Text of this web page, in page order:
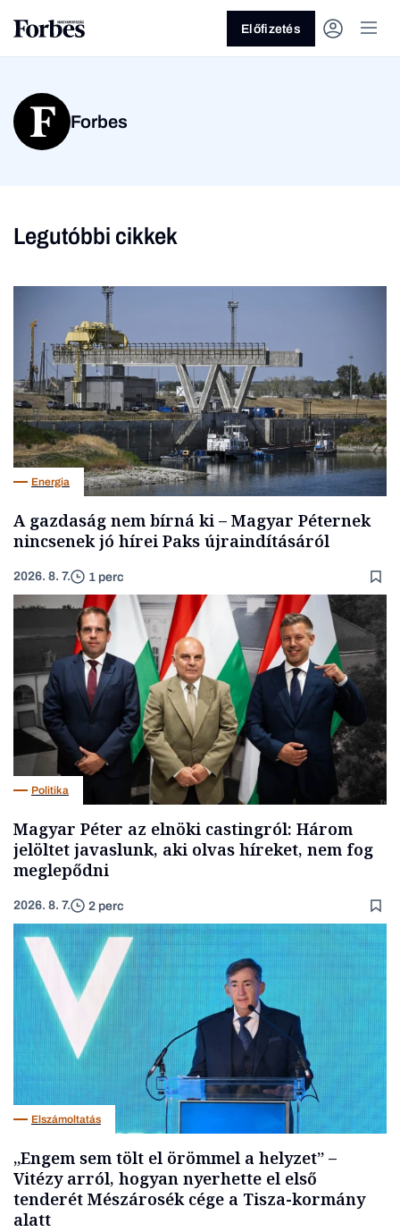
Előfizetés
Forbes
Legutóbbi cikkek
Energia
A gazdaság nem bírná ki – Magyar Péternek
nincsenek jó hírei Paks újraindításáról
2026. 8. 7. 1 perc
Politika
Magyar Péter az elnöki castingról: Három
jelöltet javaslunk, aki olvas híreket, nem fog
meglepődni
2026. 8. 7. 2 perc
Elszámoltatás
„Engem sem tölt el örömmel a helyzet” –
Vitézy arról, hogyan nyerhette el első
tenderét Mészárosék cége a Tisza-kormány
alatt